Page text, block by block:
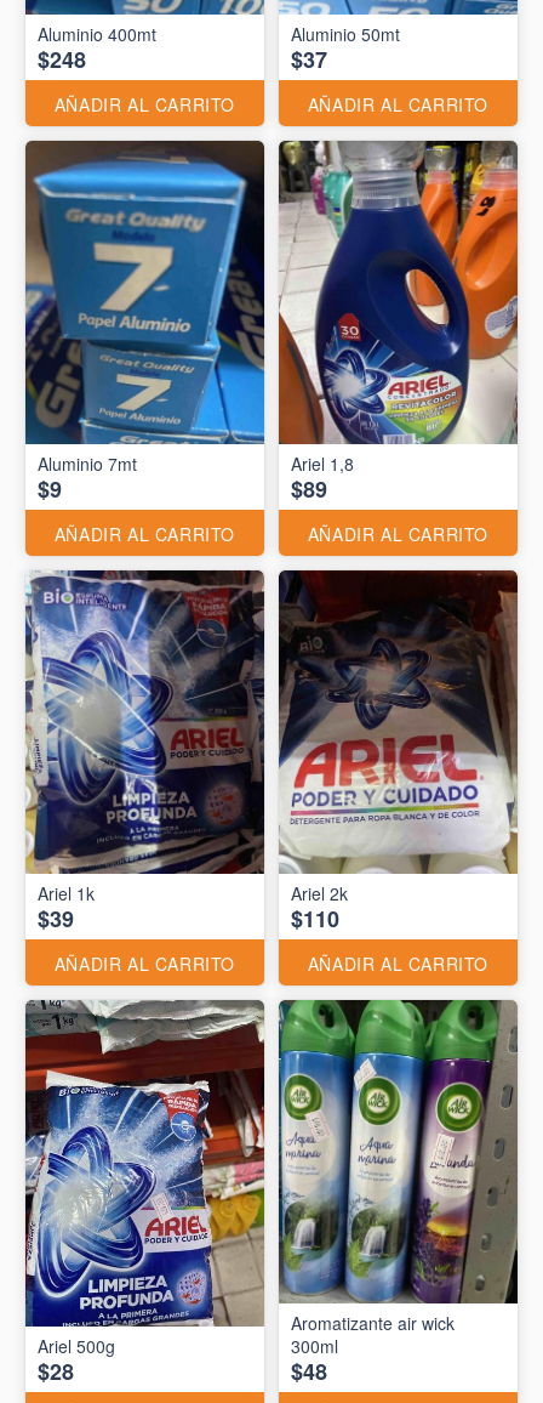
Aluminio 400mt
$248
AÑADIR AL CARRITO
Aluminio 50mt
$37
AÑADIR AL CARRITO
Aluminio 7mt
$9
AÑADIR AL CARRITO
Ariel 1,8
$89
AÑADIR AL CARRITO
Ariel 1k
$39
AÑADIR AL CARRITO
Ariel 2k
$110
AÑADIR AL CARRITO
Ariel 500g
$28
Aromatizante air wick
300ml
$48